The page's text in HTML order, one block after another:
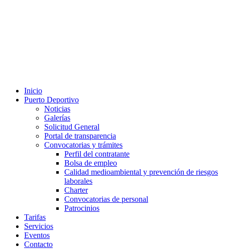
Inicio
Puerto Deportivo
Noticias
Galerías
Solicitud General
Portal de transparencia
Convocatorias y trámites
Perfil del contratante
Bolsa de empleo
Calidad medioambiental y prevención de riesgos
laborales
Charter
Convocatorias de personal
Patrocinios
Tarifas
Servicios
Eventos
Contacto